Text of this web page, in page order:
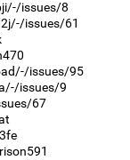
issues/8
issues/61
issues/95
issues/9
67